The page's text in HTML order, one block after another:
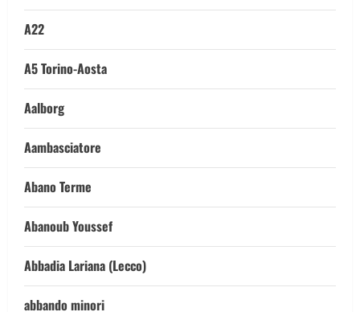
A22
A5 Torino-Aosta
Aalborg
Aambasciatore
Abano Terme
Abanoub Youssef
Abbadia Lariana (Lecco)
abbando minori